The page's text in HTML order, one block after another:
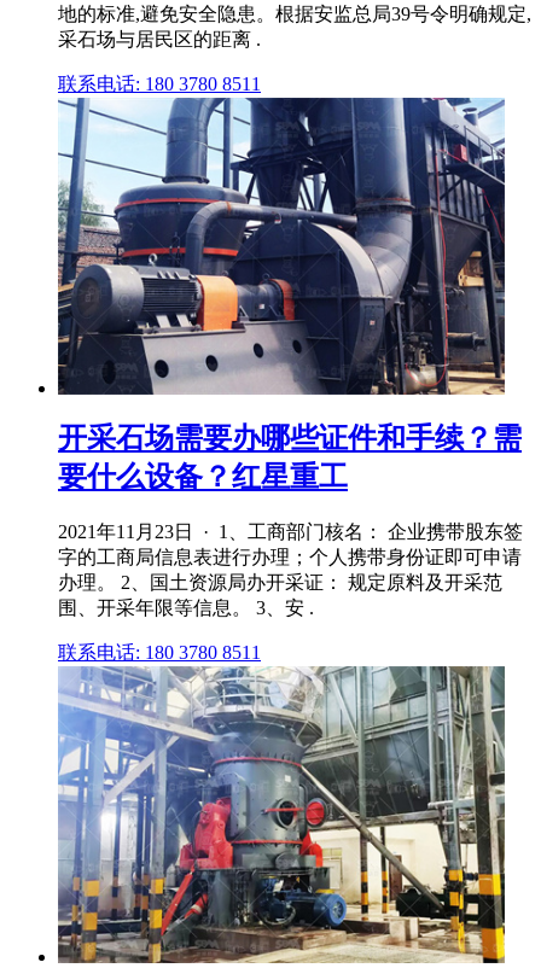
地的标准,避免安全隐患。根据安监总局39号令明确规定,
采石场与居民区的距离 .
联系电话: 180 3780 8511
开采石场需要办哪些证件和手续？需
要什么设备？红星重工
2021年11月23日 · 1、工商部门核名： 企业携带股东签
字的工商局信息表进行办理；个人携带身份证即可申请
办理。 2、国土资源局办开采证： 规定原料及开采范
围、开采年限等信息。 3、安 .
联系电话: 180 3780 8511